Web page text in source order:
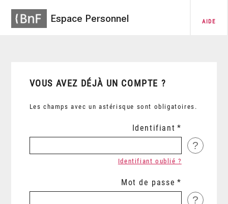
Espace Personnel AIDE
VOUS AVEZ DÉJÀ UN COMPTE ?
Les champs avec un astérisque sont obligatoires.
Identifiant
?
Identifiant oublié ?
Mot de passe
?